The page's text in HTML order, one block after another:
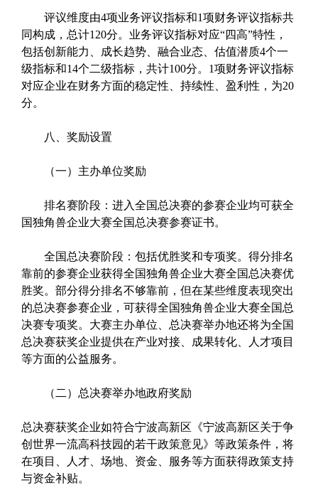
评议维度由4项业务评议指标和1项财务评议指标共
同构成，总计120分。业务评议指标对应“四高”特性，
包括创新能力、成长趋势、融合业态、估值潜质4个一
级指标和14个二级指标，共计100分。1项财务评议指标
对应企业在财务方面的稳定性、持续性、盈利性，为20
分。
八、奖励设置
（一）主办单位奖励
排名赛阶段：进入全国总决赛的参赛企业均可获全
国独角兽企业大赛全国总决赛参赛证书。
全国总决赛阶段：包括优胜奖和专项奖。得分排名
靠前的参赛企业获得全国独角兽企业大赛全国总决赛优
胜奖。部分得分排名不够靠前，但在某些维度表现突出
的总决赛参赛企业，可获得全国独角兽企业大赛全国总
决赛专项奖。大赛主办单位、总决赛举办地还将为全国
总决赛获奖企业提供在产业对接、成果转化、人才项目
等方面的公益服务。
（二）总决赛举办地政府奖励
总决赛获奖企业如符合宁波高新区《宁波高新区关于争
创世界一流高科技园的若干政策意见》等政策条件，将
在项目、人才、场地、资金、服务等方面获得政策支持
与资金补贴。